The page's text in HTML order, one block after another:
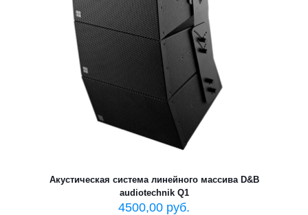
Акустическая система линейного массива D&B
audiotechnik Q1
4500,00 руб.